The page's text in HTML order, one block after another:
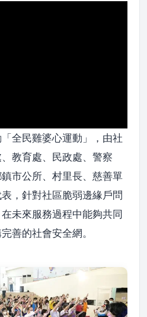
全民雞婆心運動」，由社
教育處、民政處、警察
市公所、村里長、慈善單
，針對社區脆弱邊緣戶問
未來服務過程中能夠共同
善的社會安全網。